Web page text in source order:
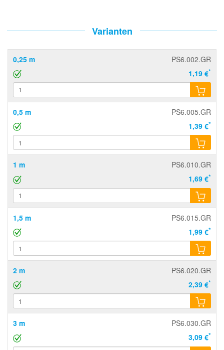
Varianten
0,25 m
PS6.002.GR
1,19 €*
0,5 m
PS6.005.GR
1,39 €*
1 m
PS6.010.GR
1,69 €*
1,5 m
PS6.015.GR
1,99 €*
2 m
PS6.020.GR
2,39 €*
3 m
PS6.030.GR
3,09 €*